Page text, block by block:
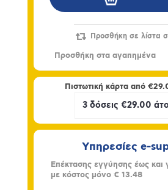
Πιστωτική κάρτα από
Υπηρεσίες e-
Επέκτασης εγγύησης έως και
με κόστος μόνο € 13.48